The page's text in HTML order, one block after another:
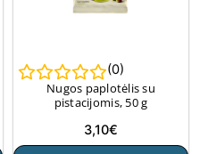
(0)
Nugos paplotėlis su
pistacijomis, 50 g
3,10€